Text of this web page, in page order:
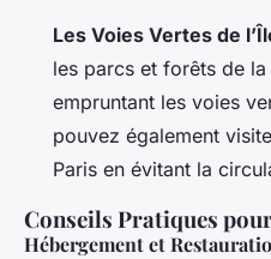
Les Voies Vertes de
les parcs et forêts de
empruntant les voies
pouvez également
Paris en évitant la
Conseils Pratiques
Hébergement et